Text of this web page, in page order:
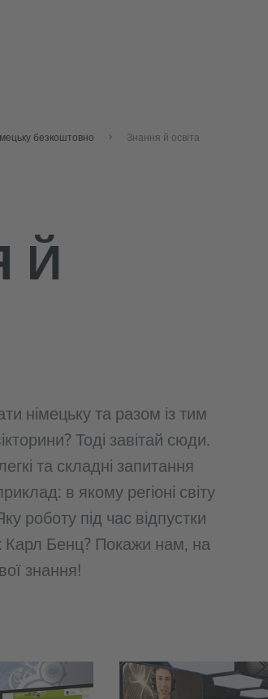
безкоштовно Знання й освіта
Й
німецьку та разом із тим
Тоді завітай сюди.
та складні запитання
в якому регіоні світу
роботу під час відпустки
Карл Бенц? Покажи нам, на
знання!